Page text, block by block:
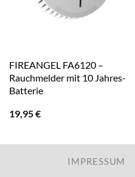
FIREANGEL FA6120 –
Rauchmelder mit 10 Jahres-
Batterie
19,95€
IMPRESSUM